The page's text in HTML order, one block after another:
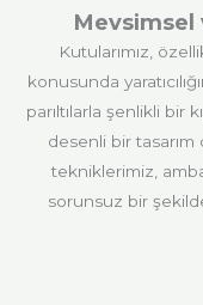
Mevsimsel
Kutularımız,
konusunda
parıltılarla şenlikli bir
desenli bir tasarım
tekniklerimiz,
sorunsuz bir